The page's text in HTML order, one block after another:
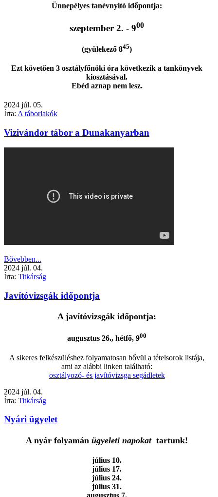
Ünnepélyes tanévnyitó időpontja:
szeptember 2. - 900
(gyülekező 845)
Ezt követően 3 osztályfőnöki óra következik a tankönyvek
kiosztásával.
Ebéd aznap nem lesz.
2024 júl. 05.
Írta: A táborlakók
Vizivándor tábor a Dunakanyarban
Bővebben...
2024 júl. 04.
Írta: Titkárság
Javítóvizsgák időpontja
A javítóvizsgák időpontja:
augusztus 26., hétfő, 900
A sikeres felkészüléshez folyamatosan bővül a tételsorok listája,
ami az alábbi linken található:
osztályozó- és javítóvizsga segádletek
2024 júl. 04.
Írta: Titkárság
Nyári ügyelet
A nyár folyamánügyeleti napokattartunk!
július 10.
július 17.
július 24.
július 31.
augusztus 7.